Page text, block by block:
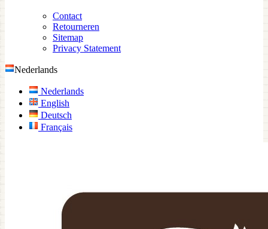
Contact
Retourneren
Sitemap
Privacy Statement
Nederlands
Nederlands
English
Deutsch
Français